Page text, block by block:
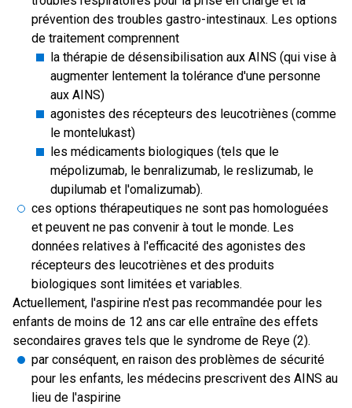
prévention des troubles gastro-intestinaux. Les options
de traitement comprennent
la thérapie de désensibilisation aux AINS (qui vise à
augmenter lentement la tolérance d'une personne
aux AINS)
agonistes des récepteurs des leucotriènes (comme
le montelukast)
les médicaments biologiques (tels que le
mépolizumab, le benralizumab, le reslizumab, le
dupilumab et l'omalizumab).
ces options thérapeutiques ne sont pas homologuées
et peuvent ne pas convenir à tout le monde. Les
données relatives à l'efficacité des agonistes des
récepteurs des leucotriènes et des produits
biologiques sont limitées et variables.
Actuellement, l'aspirine n'est pas recommandée pour les
enfants de moins de 12 ans car elle entraîne des effets
secondaires graves tels que le syndrome de Reye (2).
par conséquent, en raison des problèmes de sécurité
pour les enfants, les médecins prescrivent des AINS au
lieu de l'aspirine